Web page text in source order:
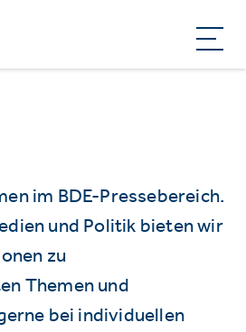
im BDE-Pressebereich.
und Politik bieten wir
zu
Themen und
bei individuellen